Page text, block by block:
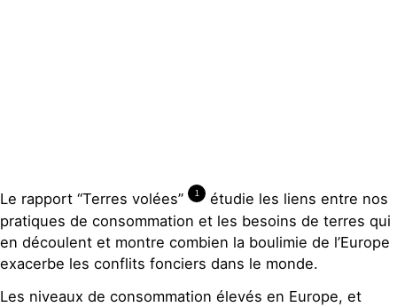
Le rapport “Terres volées” 1
étudie les liens entre nos
pratiques de consommation et les besoins de terres qui
en découlent et montre combien la boulimie de l’Europe
exacerbe les conflits fonciers dans le monde.
Les niveaux de consommation élevés en Europe, et